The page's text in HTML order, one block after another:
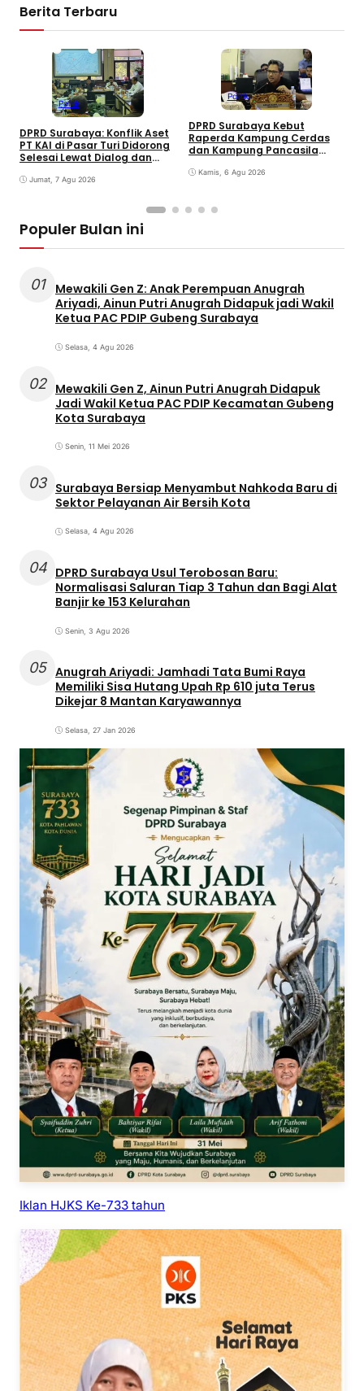
Berita Terbaru
Politik
DPRD Surabaya: Konflik Aset
PT KAI di Pasar Turi Didorong
Selesai Lewat Dialog dan
Jumat, 7 Agu 2026
Politik
DPRD Surabaya Kebut
Raperda Kampung Cerdas
dan Kampung Pancasila
Kamis, 6 Agu 2026
Populer Bulan ini
01
Mewakili Gen Z: Anak Perempuan Anugrah
Ariyadi, Ainun Putri Anugrah Didapuk jadi Wakil
Ketua PAC PDIP Gubeng Surabaya
Selasa, 4 Agu 2026
02 Mewakili Gen Z, Ainun Putri Anugrah Didapuk
Jadi Wakil Ketua PAC PDIP Kecamatan Gubeng
Kota Surabaya
Senin, 11 Mei 2026
03 Surabaya Bersiap Menyambut Nahkoda Baru di
Sektor Pelayanan Air Bersih Kota
Selasa, 4 Agu 2026
04 DPRD Surabaya Usul Terobosan Baru:
Normalisasi Saluran Tiap 3 Tahun dan Bagi Alat
Banjir ke 153 Kelurahan
Senin, 3 Agu 2026
05 Anugrah Ariyadi: Jamhadi Tata Bumi Raya
Memiliki Sisa Hutang Upah Rp 610 juta Terus
Dikejar 8 Mantan Karyawannya
Selasa, 27 Jan 2026
Iklan HJKS Ke-733 tahun